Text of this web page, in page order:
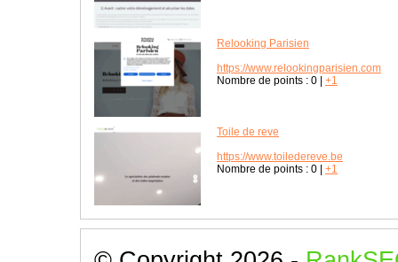
Relooking Parisien
https://www.relookingparisien.com
Nombre de points : 0 +1
Toile de reve
https://www.toiledereve.be
Nombre de points : 0 +1